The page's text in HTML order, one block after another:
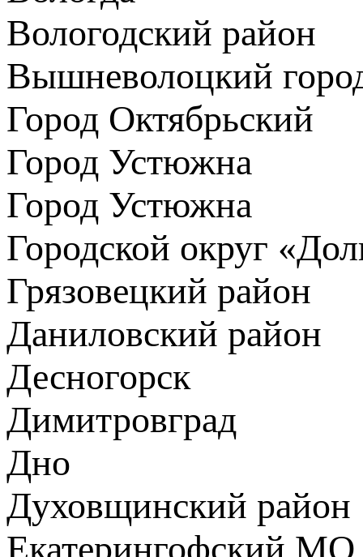
Вологодский район
Вышневолоцкий
Город Октябрьский
Город Устюжна
Город Устюжна
Городской округ
Грязовецкий район
Даниловский район
Десногорск
Димитровград
Дно
Духовщинский район
Екатерингофский МО